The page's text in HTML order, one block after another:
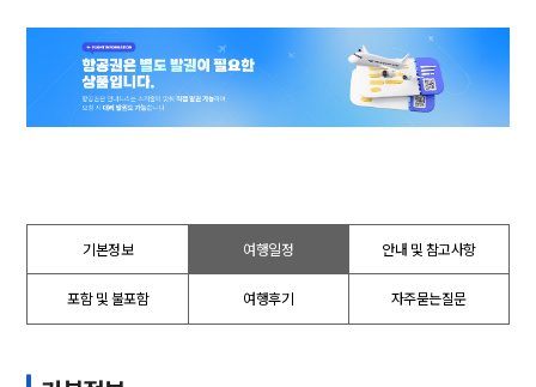
기본정보 여행일정 안내 및 참고사항
포함 및 불포함 여행후기 자주묻는질문